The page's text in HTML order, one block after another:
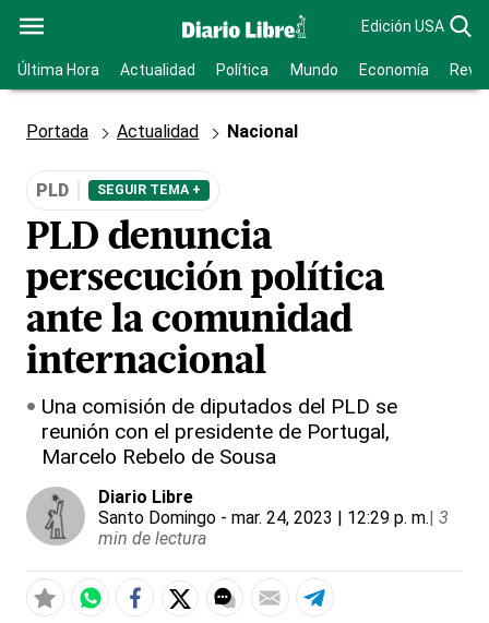
Edición USA
Última Hora Actualidad Política Mundo Economía
Portada Actualidad Nacional
PLD SEGUIR TEMA +
PLD denuncia
persecución política
ante la comunidad
internacional
Una comisión de diputados del PLD se
reunión con el presidente de Portugal,
Marcelo Rebelo de Sousa
Diario Libre
Santo Domingo - mar. 24, 2023 | 12:29 p. m.| 3
min de lectura